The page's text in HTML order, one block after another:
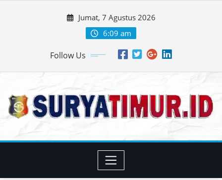
Jumat, 7 Agustus 2026
6:09 am
Follow Us